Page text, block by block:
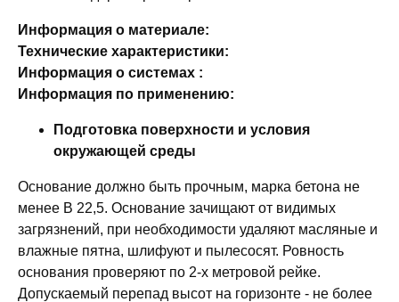
Информация о материале:
Технические характеристики:
Информация о системах :
Информация по применению:
Подготовка поверхности и условия
окружающей среды
Основание должно быть прочным, марка бетона не
менее B 22,5. Основание зачищают от видимых
загрязнений, при необходимости удаляют масляные и
влажные пятна, шлифуют и пылесосят. Ровность
основания проверяют по 2-х метровой рейке.
Допускаемый перепад высот на горизонте - не более